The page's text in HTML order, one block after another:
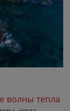
волны тепла